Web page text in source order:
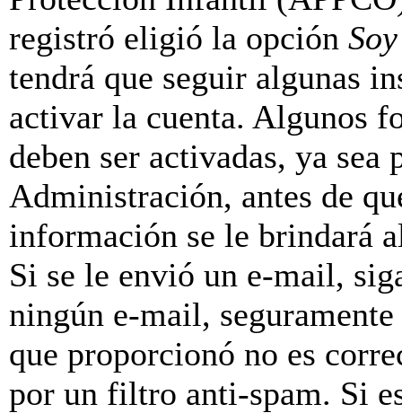
registró eligió la opción
tendrá que seguir algunas
activar la cuenta. Algunos
deben ser activadas, ya
Administración, antes de
información se le brindará
Si se le envió un e-mail,
ningún e-mail,
que proporcionó no es
por un filtro anti-spam. Si